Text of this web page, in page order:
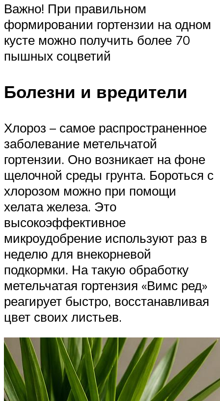
Важно! При правильном
формировании гортензии на одном
кусте можно получить более 70
пышных соцветий
Болезни и вредители
Хлороз – самое распространенное
заболевание метельчатой
гортензии. Оно возникает на фоне
щелочной среды грунта. Бороться с
хлорозом можно при помощи
хелата железа. Это
высокоэффективное
микроудобрение используют раз в
неделю для внекорневой
подкормки. На такую обработку
метельчатая гортензия «Вимс ред»
реагирует быстро, восстанавливая
цвет своих листьев.